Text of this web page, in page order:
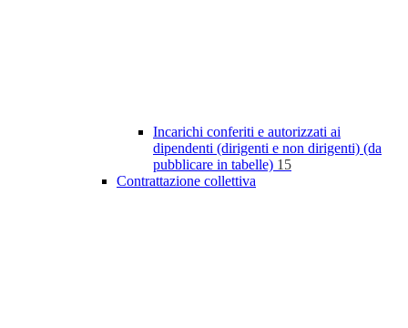
Incarichi conferiti e autorizzati ai
dipendenti (dirigenti e non dirigenti) (da
pubblicare in tabelle) 15
Contrattazione collettiva